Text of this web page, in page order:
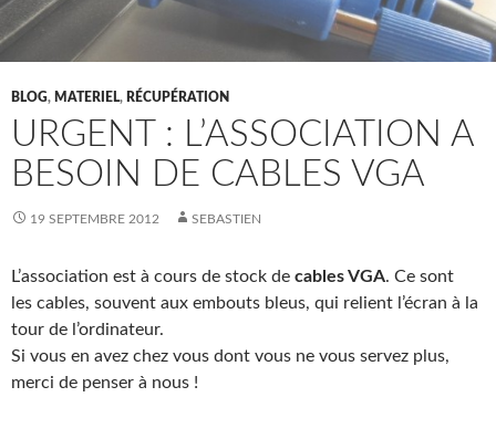
BLOG, MATERIEL, RÉCUPÉRATION
URGENT : L’ASSOCIATION A
BESOIN DE CABLES VGA
19 SEPTEMBRE 2012 SEBASTIEN
L’association est à cours de stock de cables VGA. Ce sont
les cables, souvent aux embouts bleus, qui relient l’écran à la
tour de l’ordinateur.
Si vous en avez chez vous dont vous ne vous servez plus,
merci de penser à nous !